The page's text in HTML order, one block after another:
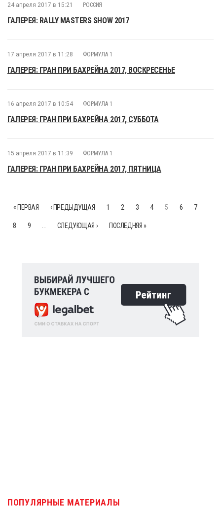
24 апреля 2017 в 15:21 РОССИЯ
ГАЛЕРЕЯ: RALLY MASTERS SHOW 2017
17 апреля 2017 в 11:28 ФОРМУЛА 1
ГАЛЕРЕЯ: ГРАН ПРИ БАХРЕЙНА 2017, ВОСКРЕСЕНЬЕ
16 апреля 2017 в 10:54 ФОРМУЛА 1
ГАЛЕРЕЯ: ГРАН ПРИ БАХРЕЙНА 2017, СУББОТА
15 апреля 2017 в 11:39 ФОРМУЛА 1
ГАЛЕРЕЯ: ГРАН ПРИ БАХРЕЙНА 2017, ПЯТНИЦА
« ПЕРВАЯ ‹ ПРЕДЫДУЩАЯ 1 2 3 4 5 6 7
8 9 СЛЕДУЮЩАЯ › ПОСЛЕДНЯЯ »
ПОПУЛЯРНЫЕ МАТЕРИАЛЫ